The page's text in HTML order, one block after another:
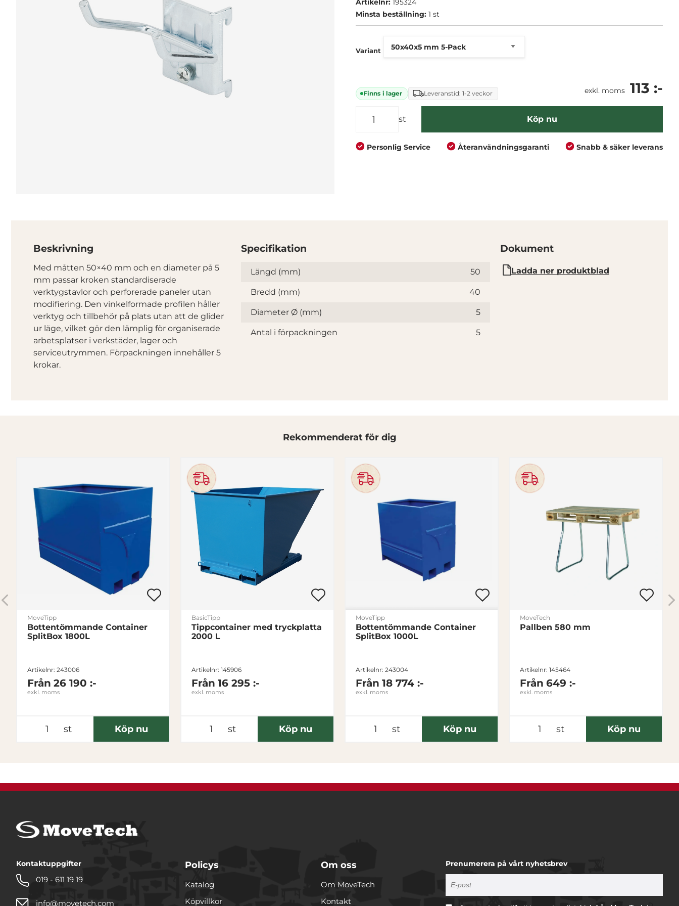
Artikelnr: 195324
Minsta beställning: 1 st
Variant
Finns i lager Leveranstid: 1-2 veckor exkl. moms 113 :-
st Köp nu
Personlig Service Återanvändningsgaranti Snabb & säker leverans
Beskrivning
Med måtten 50×40 mm och en diameter på 5
mm passar kroken standardiserade
verktygstavlor och perforerade paneler utan
modifiering. Den vinkelformade profilen håller
verktyg och tillbehör på plats utan att de glider
ur läge, vilket gör den lämplig för organiserade
arbetsplatser i verkstäder, lager och
serviceutrymmen. Förpackningen innehåller 5
krokar.
Specifikation
Specifikation
Längd (mm) 50
Bredd (mm) 40
Diameter Ø (mm) 5
Antal i förpackningen 5
Dokument
Ladda ner produktblad
Rekommenderat för dig
MoveTipp
Bottentömmande Container
SplitBox 1800L
Artikelnr: 243006
Från 26 190 :-
exkl. moms
st Köp nu
BasicTipp
Tippcontainer med tryckplatta
2000 L
Artikelnr: 145906
Från 16 295 :-
exkl. moms
st Köp nu
MoveTipp
Bottentömmande Container
SplitBox 1000L
Artikelnr: 243004
Från 18 774 :-
exkl. moms
st Köp nu
MoveTech
Pallben 580 mm
Artikelnr: 145464
Från 649 :-
exkl. moms
st Köp nu
Kontaktuppgifter
019 - 611 19 19
info@movetech.com
Policys
Katalog
Köpvillkor
Om oss
Om MoveTech
Kontakt
Prenumerera på vårt nyhetsbrev